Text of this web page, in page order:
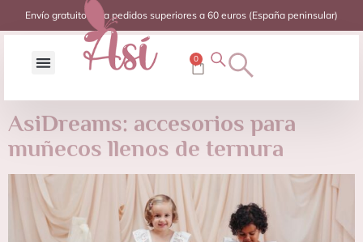
Envío gratuito para pedidos superiores a 60 euros (España peninsular)
0
AsiDreams: accesorios para
muñecos llenos de ternura